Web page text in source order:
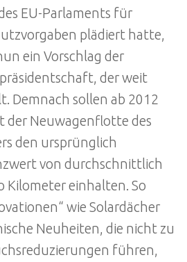
EU-Parlaments für
plädiert hatte,
ein Vorschlag der
der weit
Demnach sollen ab 2012
der Neuwagenflotte des
den ursprünglich
von durchschnittlich
Kilometer einhalten. So
wie Solardächer
Neuheiten, die nicht zu
führen,